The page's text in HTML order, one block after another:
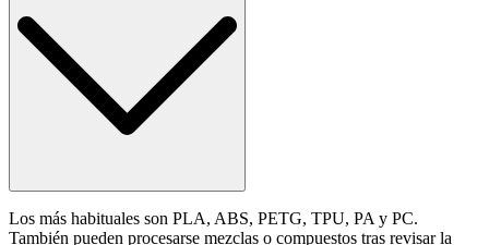
Los más habituales son PLA, ABS, PETG, TPU, PA y PC.
También pueden procesarse mezclas o compuestos tras revisar la